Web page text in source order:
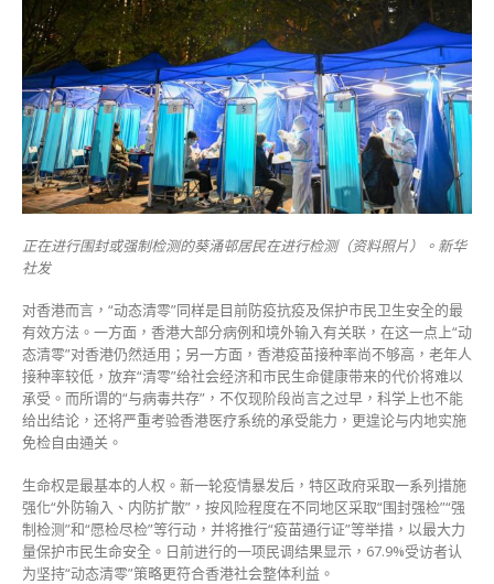
正在进行围封或强制检测的葵涌邨居民在进行检测（资料照片）。新华
社发
对香港而言，“动态清零”同样是目前防疫抗疫及保护市民卫生安全的最
有效方法。一方面，香港大部分病例和境外输入有关联，在这一点上“动
态清零”对香港仍然适用；另一方面，香港疫苗接种率尚不够高，老年人
接种率较低，放弃“清零”给社会经济和市民生命健康带来的代价将难以
承受。而所谓的“与病毒共存”，不仅现阶段尚言之过早，科学上也不能
给出结论，还将严重考验香港医疗系统的承受能力，更遑论与内地实施
免检自由通关。
生命权是最基本的人权。新一轮疫情暴发后，特区政府采取一系列措施
强化“外防输入、内防扩散”，按风险程度在不同地区采取“围封强检”“强
制检测”和“愿检尽检”等行动，并将推行“疫苗通行证”等举措，以最大力
量保护市民生命安全。日前进行的一项民调结果显示，67.9%受访者认
为坚持“动态清零”策略更符合香港社会整体利益。